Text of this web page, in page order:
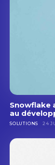
Snowflake
au
SOLUTIONS 24